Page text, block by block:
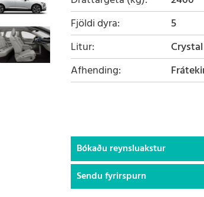
Fjöldi dyra
5
Litur
Afhending
Bókaðu reynsluakstur
Sendu fyrirspurn